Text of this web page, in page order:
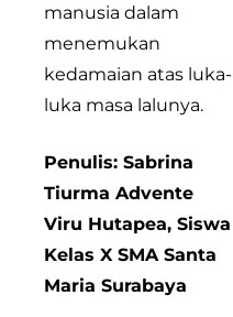
manusia dalam
menemukan
kedamaian atas luka-
luka masa lalunya.
Penulis: Sabrina
Tiurma Advente
Viru Hutapea, Siswa
Kelas X SMA Santa
Maria Surabaya